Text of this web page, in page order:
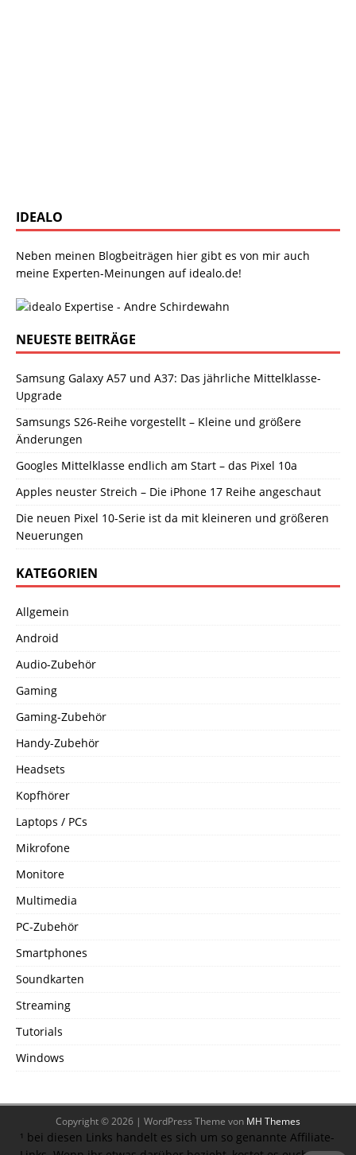
IDEALO
Neben meinen Blogbeiträgen hier gibt es von mir auch
meine Experten-Meinungen auf idealo.de!
NEUESTE BEITRÄGE
Samsung Galaxy A57 und A37: Das jährliche Mittelklasse-
Upgrade
Samsungs S26-Reihe vorgestellt – Kleine und größere
Änderungen
Googles Mittelklasse endlich am Start – das Pixel 10a
Apples neuster Streich – Die iPhone 17 Reihe angeschaut
Die neuen Pixel 10-Serie ist da mit kleineren und größeren
Neuerungen
KATEGORIEN
Allgemein
Android
Audio-Zubehör
Gaming
Gaming-Zubehör
Handy-Zubehör
Headsets
Kopfhörer
Laptops / PCs
Mikrofone
Monitore
Multimedia
PC-Zubehör
Smartphones
Soundkarten
Streaming
Tutorials
Windows
Copyright © 2026 | WordPress Theme von MH Themes
¹ bei diesen Links handelt es sich um so genannte Affiliate-